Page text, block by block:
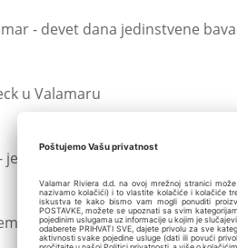
- devet dana jedinstvene
u Valamaru
bavarska zabava uz
u Poreču